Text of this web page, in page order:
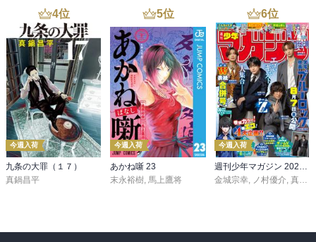
4位
今週入荷
九条の大罪（１７）
真鍋昌平
5位
今週入荷
あかね噺 23
末永裕樹 馬上鷹将
6位
今週入荷
金城宗幸
ノ村優介 真島ヒロ